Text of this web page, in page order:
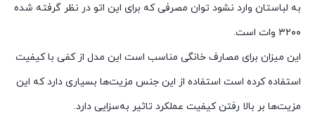
به لباستان وارد نشود توان مصرفی که برای این اتو در نظر گرفته شده
۳۲۰۰ وات است.
این میزان برای مصارف خانگی مناسب است این مدل از کفی با کیفیت
استفاده کرده است استفاده از این جنس مزیت‌ها بسیاری دارد که این
مزیت‌ها بر بالا رفتن کیفیت عملکرد تاثیر به‌سزایی دارد.